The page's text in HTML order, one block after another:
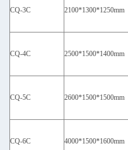
CQ-3C 2100*1300*1250mm
CQ-4C 2500*1500*1400mm
CQ-5C 2600*1500*1500mm
CQ-6C 4000*1500*1600mm